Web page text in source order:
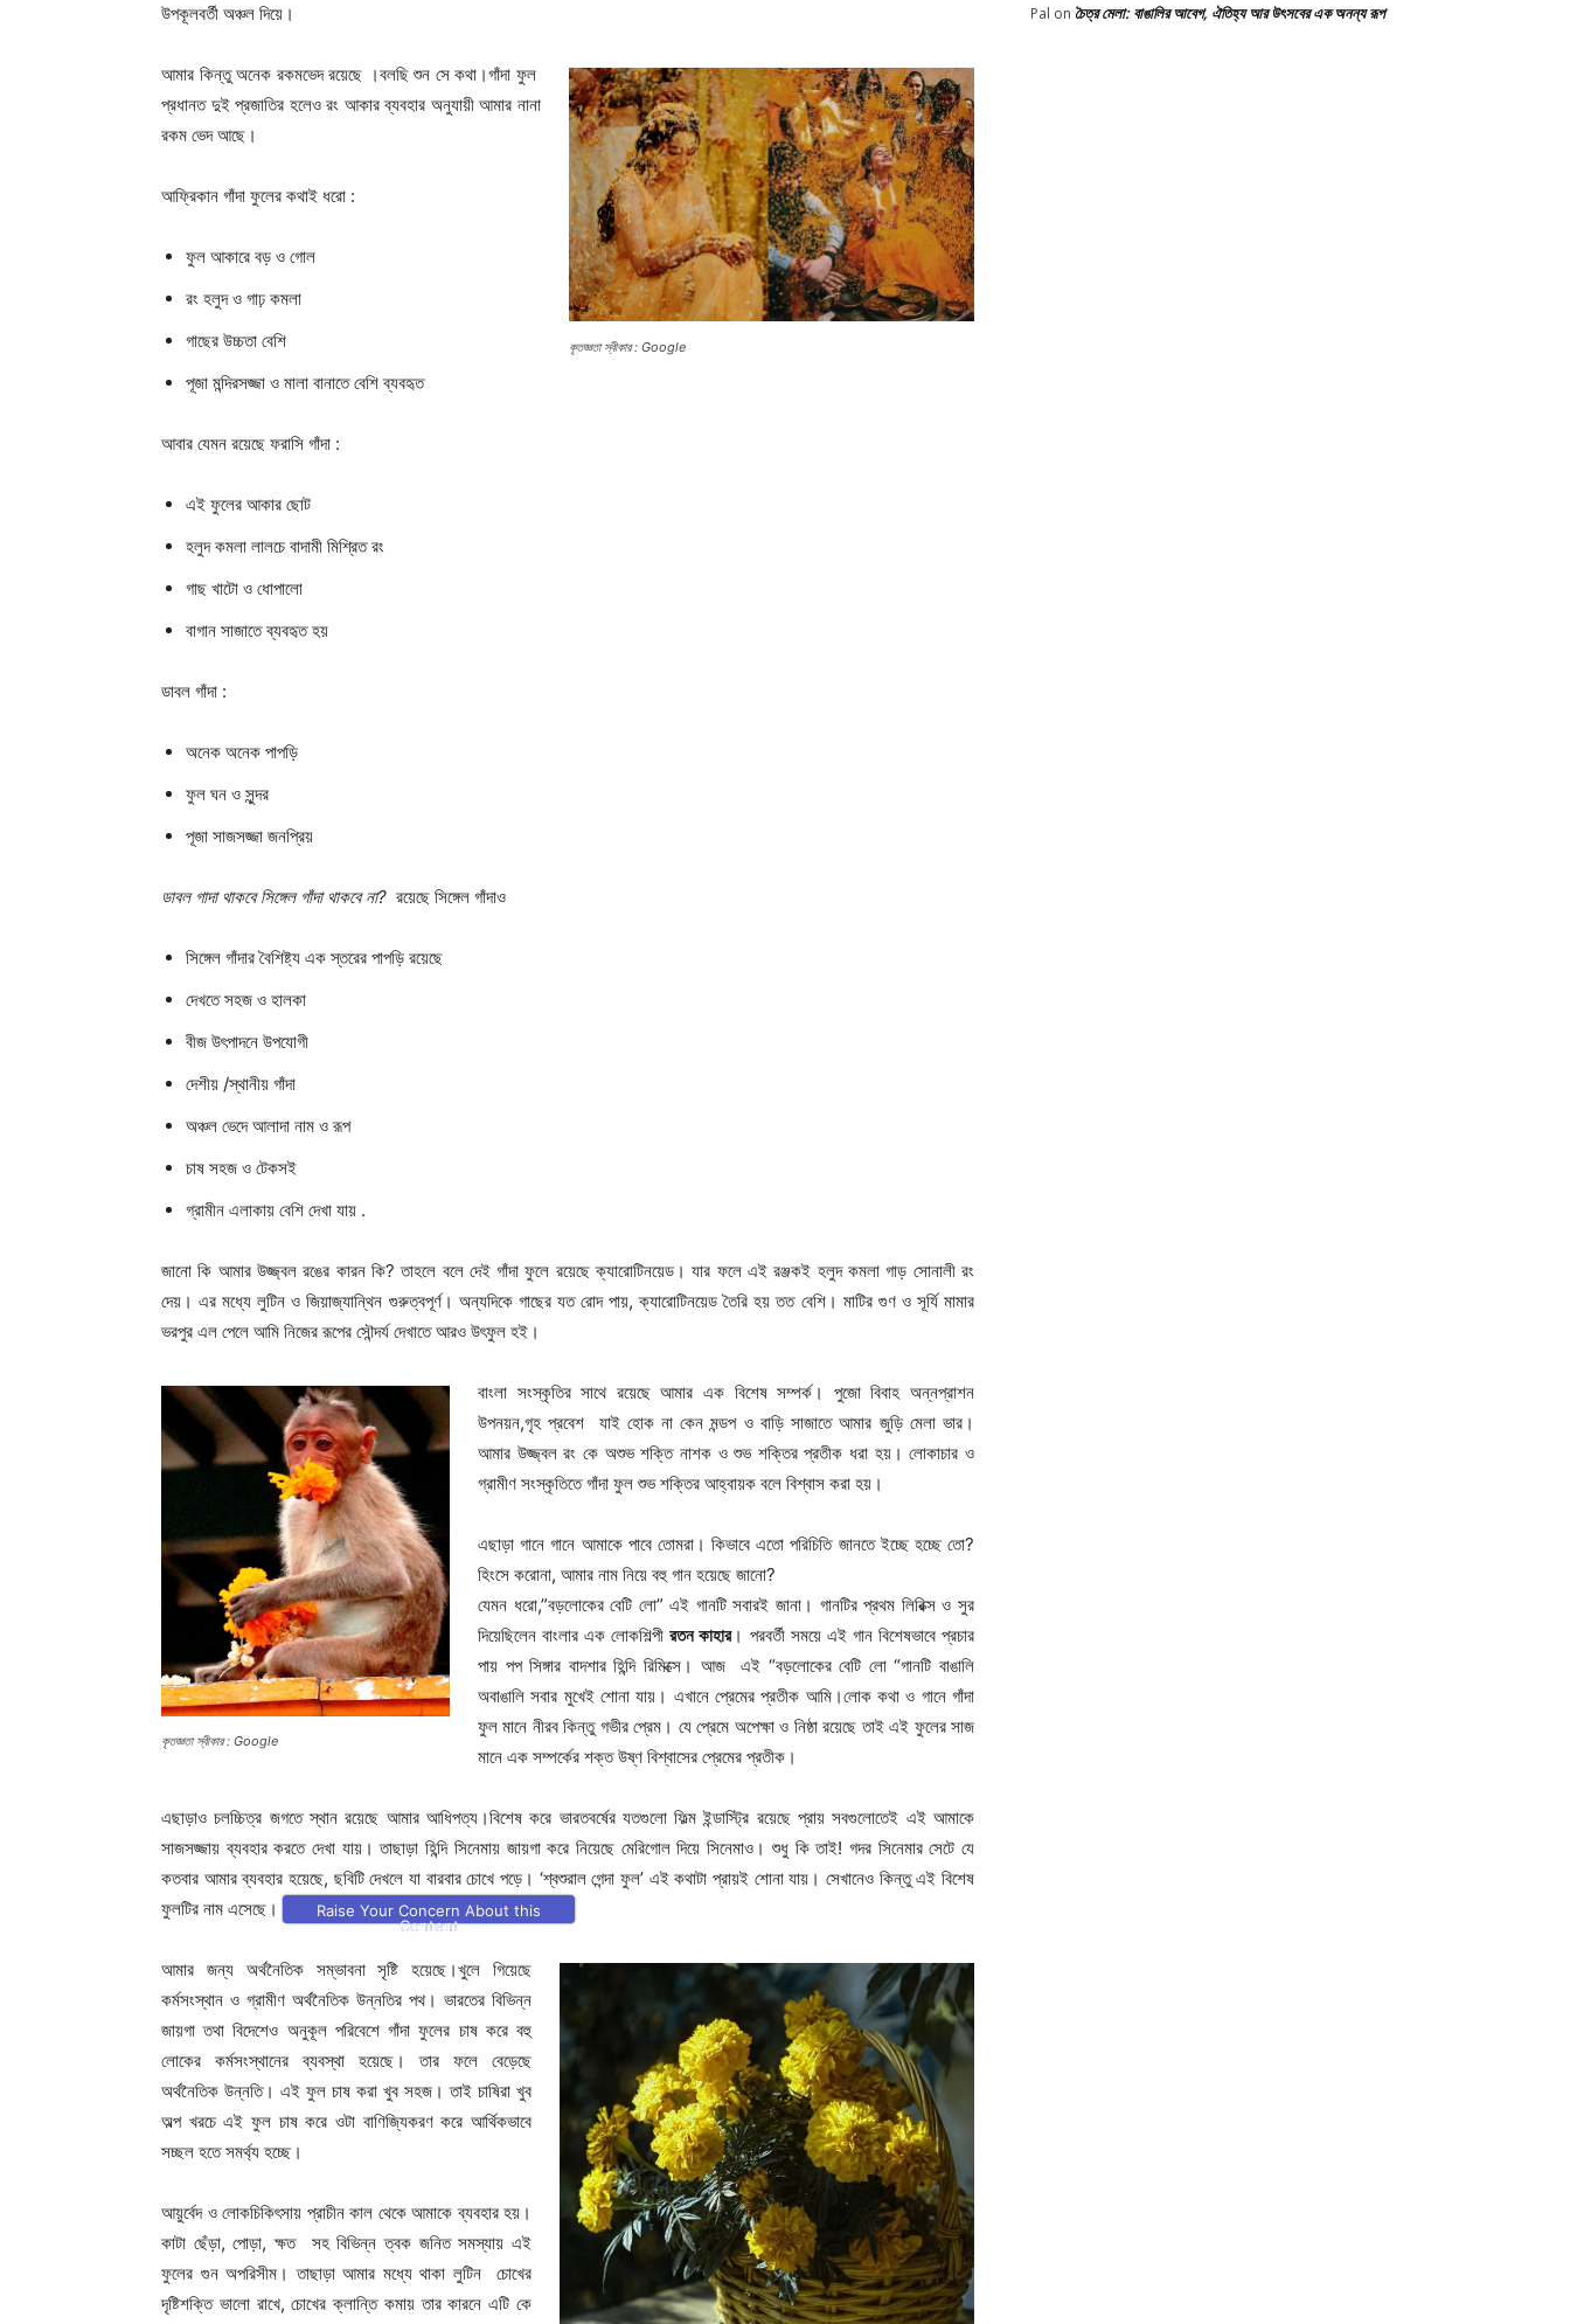
উপকূলবর্তী অঞ্চল দিয়ে।
কৃতজ্ঞতা স্বীকার : Google
আমার কিন্তু অনেক রকমভেদ রয়েছে ।বলছি শুন সে কথা।গাঁদা ফুল
প্রধানত দুই প্রজাতির হলেও রং আকার ব্যবহার অনুযায়ী আমার নানা
রকম ভেদ আছে।
আফ্রিকান গাঁদা ফুলের কথাই ধরো :
ফুল আকারে বড় ও গোল
রং হলুদ ও গাঢ় কমলা
গাছের উচ্চতা বেশি
পূজা মন্দিরসজ্জা ও মালা বানাতে বেশি ব্যবহৃত
আবার যেমন রয়েছে ফরাসি গাঁদা :
এই ফুলের আকার ছোট
হলুদ কমলা লালচে বাদামী মিশ্রিত রং
গাছ খাটো ও ধোপালো
বাগান সাজাতে ব্যবহৃত হয়
ডাবল গাঁদা :
অনেক অনেক পাপড়ি
ফুল ঘন ও সুন্দর
পূজা সাজসজ্জা জনপ্রিয়
ডাবল গাদা থাকবে সিঙ্গেল গাঁদা থাকবে না? রয়েছে সিঙ্গেল গাঁদাও
সিঙ্গেল গাঁদার বৈশিষ্ট্য এক স্তরের পাপড়ি রয়েছে
দেখতে সহজ ও হালকা
বীজ উৎপাদনে উপযোগী
দেশীয় /স্থানীয় গাঁদা
অঞ্চল ভেদে আলাদা নাম ও রূপ
চাষ সহজ ও টেকসই
গ্রামীন এলাকায় বেশি দেখা যায় .
জানো কি আমার উজ্জ্বল রঙের কারন কি? তাহলে বলে দেই গাঁদা ফুলে রয়েছে ক্যারোটিনয়েড। যার ফলে এই রঞ্জকই হলুদ কমলা গাড় সোনালী রং
দেয়। এর মধ্যে লুটিন ও জিয়াজ্যান্থিন গুরুত্বপূর্ণ। অন্যদিকে গাছের যত রোদ পায়, ক্যারোটিনয়েড তৈরি হয় তত বেশি। মাটির গুণ ও সূর্যি মামার
ভরপুর এল পেলে আমি নিজের রূপের সৌন্দর্য দেখাতে আরও উৎফুল হই।
কৃতজ্ঞতা স্বীকার : Google
বাংলা সংস্কৃতির সাথে রয়েছে আমার এক বিশেষ সম্পর্ক। পুজো বিবাহ অন্নপ্রাশন
উপনয়ন,গৃহ প্রবেশ যাই হোক না কেন মন্ডপ ও বাড়ি সাজাতে আমার জুড়ি মেলা ভার।
আমার উজ্জ্বল রং কে অশুভ শক্তি নাশক ও শুভ শক্তির প্রতীক ধরা হয়। লোকাচার ও
গ্রামীণ সংস্কৃতিতে গাঁদা ফুল শুভ শক্তির আহ্বায়ক বলে বিশ্বাস করা হয়।
এছাড়া গানে গানে আমাকে পাবে তোমরা। কিভাবে এতো পরিচিতি জানতে ইচ্ছে হচ্ছে তো?
হিংসে করোনা, আমার নাম নিয়ে বহু গান হয়েছে জানো?
যেমন ধরো,”বড়লোকের বেটি লো” এই গানটি সবারই জানা। গানটির প্রথম লিরিক্স ও সুর
দিয়েছিলেন বাংলার এক লোকশিল্পীরতন কাহার। পরবর্তী সময়ে এই গান বিশেষভাবে প্রচার
পায় পপ সিঙ্গার বাদশার হিন্দি রিমিক্সে। আজ এই “বড়লোকের বেটি লো “গানটি বাঙালি
অবাঙালি সবার মুখেই শোনা যায়। এখানে প্রেমের প্রতীক আমি।লোক কথা ও গানে গাঁদা
ফুল মানে নীরব কিন্তু গভীর প্রেম। যে প্রেমে অপেক্ষা ও নিষ্ঠা রয়েছে তাই এই ফুলের সাজ
মানে এক সম্পর্কের শক্ত উষ্ণ বিশ্বাসের প্রেমের প্রতীক।
এছাড়াও চলচ্চিত্র জগতে স্থান রয়েছে আমার আধিপত্য।বিশেষ করে ভারতবর্ষের যতগুলো ফিল্ম ইন্ডাস্ট্রি রয়েছে প্রায় সবগুলোতেই এই আমাকে
সাজসজ্জায় ব্যবহার করতে দেখা যায়। তাছাড়া হিন্দি সিনেমায় জায়গা করে নিয়েছে মেরিগোল দিয়ে সিনেমাও। শুধু কি তাই! গদর সিনেমার সেটে যে
কতবার আমার ব্যবহার হয়েছে, ছবিটি দেখলে যা বারবার চোখে পড়ে। ‘শ্বশুরাল গেন্দা ফুল’ এই কথাটা প্রায়ই শোনা যায়। সেখানেও কিন্তু এই বিশেষ
ফুলটির নাম এসেছে।
Raise Your Concern About this
Content
আমার জন্য অর্থনৈতিক সম্ভাবনা সৃষ্টি হয়েছে।খুলে গিয়েছে
কর্মসংস্থান ও গ্রামীণ অর্থনৈতিক উন্নতির পথ। ভারতের বিভিন্ন
জায়গা তথা বিদেশেও অনুকূল পরিবেশে গাঁদা ফুলের চাষ করে বহু
লোকের কর্মসংস্থানের ব্যবস্থা হয়েছে। তার ফলে বেড়েছে
অর্থনৈতিক উন্নতি। এই ফুল চাষ করা খুব সহজ। তাই চাষিরা খুব
অল্প খরচে এই ফুল চাষ করে ওটা বাণিজ্যিকরণ করে আর্থিকভাবে
সচ্ছল হতে সমর্থ্য হচ্ছে।
আয়ুর্বেদ ও লোকচিকিৎসায় প্রাচীন কাল থেকে আমাকে ব্যবহার হয়।
কাটা ছেঁড়া, পোড়া, ক্ষত সহ বিভিন্ন ত্বক জনিত সমস্যায় এই
ফুলের গুন অপরিসীম। তাছাড়া আমার মধ্যে থাকা লুটিন চোখের
দৃষ্টিশক্তি ভালো রাখে, চোখের ক্লান্তি কমায় তার কারনে এটি কে
Pal on চৈত্র মেলা: বাঙালির আবেগ, ঐতিহ্য আর উৎসবের এক অনন্য রূপ